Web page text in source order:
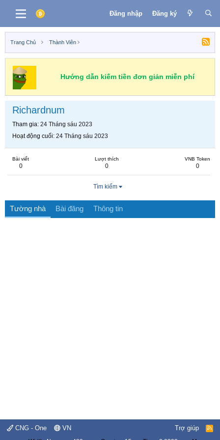
Đăng nhập Đăng ký
Trang Chủ Thành Viên
Hướng dẫn kiếm tiền đơn giản miễn phí
Richardnum
Tham gia 24 Tháng sáu 2023
Hoạt động cuối 24 Tháng sáu 2023
Bài viết
0
Lượt thích
0
VNB Token
0
Tìm kiếm
Tường nhà Bài đăng Thông tin
CNG - One VN Trợ giúp
R